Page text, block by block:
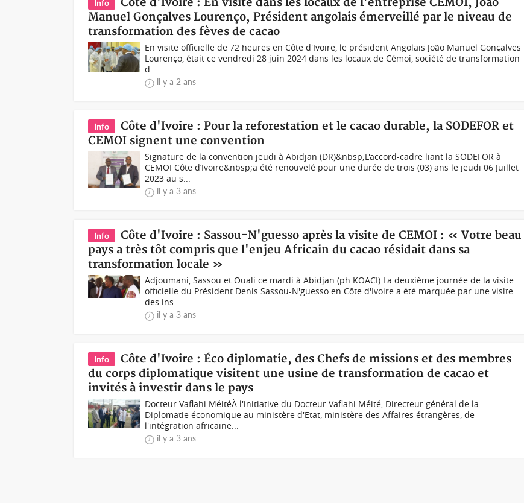
Info
Manuel Gonçalves Lourenço, Président angolais émerveillé par le niveau de
transformation des fèves de cacao
En visite officielle de 72 heures en Côte d'Ivoire, le président Angolais João Manuel Gonçalves
Lourenço, était ce vendredi 28 juin 2024 dans les locaux de Cémoi, société de transformation
d...
il y a 2 ans
Info
Côte d'Ivoire : Pour la reforestation et le cacao durable, la SODEFOR et
CEMOI signent une convention
Signature de la convention jeudi à Abidjan (DR)&nbsp;L'accord-cadre liant la SODEFOR à
CEMOI Côte d’Ivoire&nbsp;a été renouvelé pour une durée de trois (03) ans le jeudi 06 Juillet
2023 au s...
il y a 3 ans
Info
Côte d'Ivoire : Sassou-N'guesso après la visite de CEMOI : « Votre beau
pays a très tôt compris que l'enjeu Africain du cacao résidait dans sa
transformation locale »
Adjoumani, Sassou et Ouali ce mardi à Abidjan (ph KOACI) La deuxième journée de la visite
officielle du Président Denis Sassou-N'guesso en Côte d'Ivoire a été marquée par une visite
des ins...
il y a 3 ans
Info
Côte d'Ivoire : Éco diplomatie, des Chefs de missions et des membres
du corps diplomatique visitent une usine de transformation de cacao et
invités à investir dans le pays
Docteur Vaflahi MéitéÀ l'initiative du Docteur Vaflahi Méité, Directeur général de la
Diplomatie économique au ministère d'Etat, ministère des Affaires étrangères, de
l'intégration africaine...
il y a 3 ans